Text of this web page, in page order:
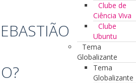
Clube de
Ciência Viva
Clube
Ubuntu
Tema
Globalizante
Tema
Globalizante